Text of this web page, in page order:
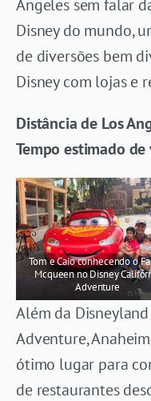
Angeles sem falar
Disney do mundo,
de diversões bem
Disney com lojas e
Distância de Los
Tempo estimado
Tom e Caio conhecendo o
Mcqueen no Disney
Adventure
Além da
Adventure,
ótimo lugar para
de restaurantes